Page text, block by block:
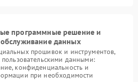
программные решение и
данных
прошивок и инструментов,
пользовательскими данными:
конфиденциальность и
при необходимости